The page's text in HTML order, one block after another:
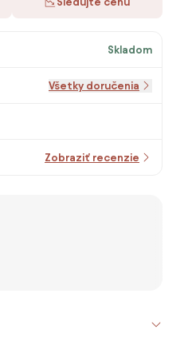
Skladom
Všetky doručenia
Zobraziť recenzie